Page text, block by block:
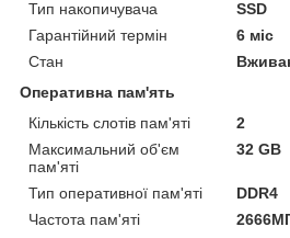
Тип накопичувача
SSD
Гарантійний термін
6 міс
Стан
Оперативна пам'ять
Кількість слотів пам'яті
2
Максимальний об'єм
пам'яті
32 GB
Тип оперативної пам'яті
DDR4
Частота пам'яті